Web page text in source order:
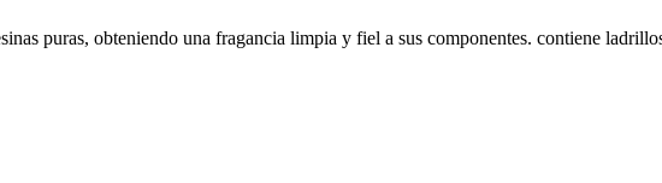
puras, obteniendo una fragancia limpia y fiel a sus componentes. contiene